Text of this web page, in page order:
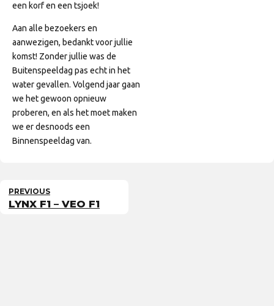
een korf en een tsjoek!
Aan alle bezoekers en
aanwezigen, bedankt voor jullie
komst! Zonder jullie was de
Buitenspeeldag pas echt in het
water gevallen. Volgend jaar gaan
we het gewoon opnieuw
proberen, en als het moet maken
we er desnoods een
Binnenspeeldag van.
PREVIOUS
LYNX F1 – VEO F1